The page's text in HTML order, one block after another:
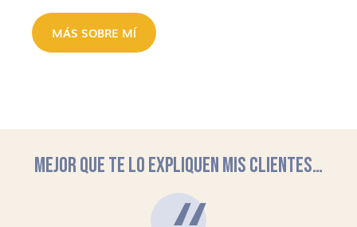
MÁS SOBRE MÍ
MEJOR QUE TE LO EXPLIQUEN MIS CLIENTES…